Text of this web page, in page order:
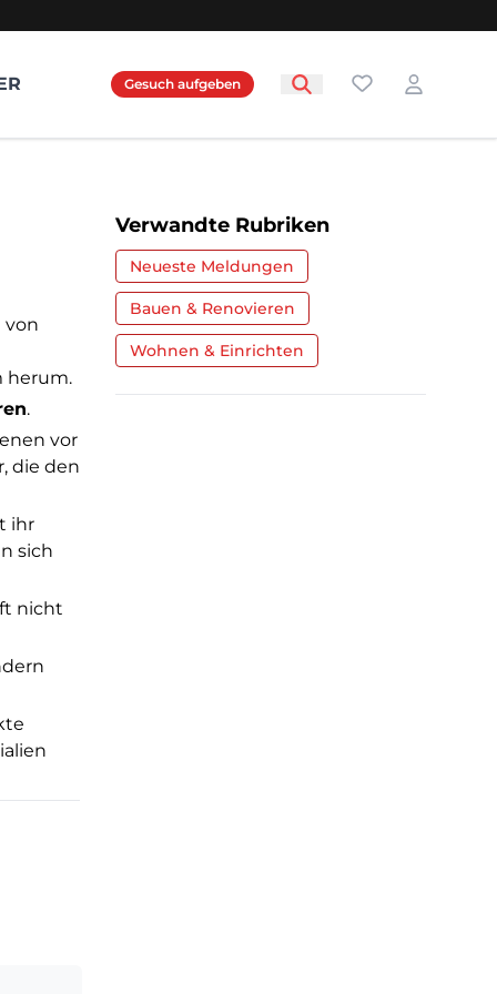
Gesuch aufgeben Favoriten
Login
von
herum.
.
vor
die den
ihr
sich
nicht
Verwandte Rubriken
Neueste Meldungen
Bauen & Renovieren
Wohnen & Einrichten